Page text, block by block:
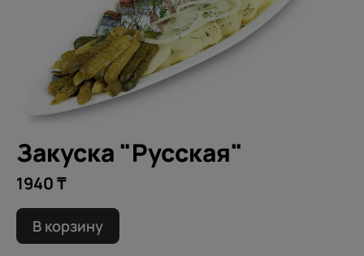
Закуска "Русская"
1940 ₸
В корзину